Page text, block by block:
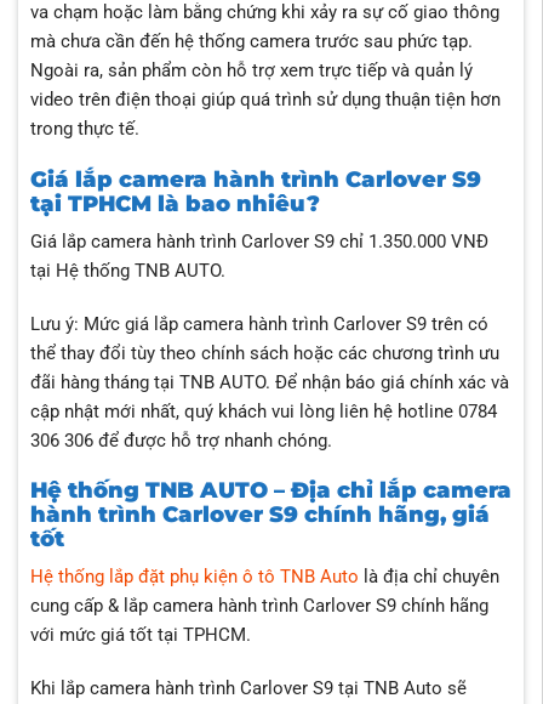
va chạm hoặc làm bằng chứng khi xảy ra sự cố giao thông
mà chưa cần đến hệ thống camera trước sau phức tạp.
Ngoài ra, sản phẩm còn hỗ trợ xem trực tiếp và quản lý
video trên điện thoại giúp quá trình sử dụng thuận tiện hơn
trong thực tế.
Giá lắp camera hành trình Carlover S9
tại TPHCM là bao nhiêu?
Giá lắp camera hành trình Carlover S9 chỉ 1.350.000 VNĐ
tại Hệ thống TNB AUTO.
Lưu ý: Mức giá lắp camera hành trình Carlover S9 trên có
thể thay đổi tùy theo chính sách hoặc các chương trình ưu
đãi hàng tháng tại TNB AUTO. Để nhận báo giá chính xác và
cập nhật mới nhất, quý khách vui lòng liên hệ hotline 0784
306 306 để được hỗ trợ nhanh chóng.
Hệ thống TNB AUTO – Địa chỉ lắp camera
hành trình Carlover S9 chính hãng, giá
tốt
Hệ thống lắp đặt phụ kiện ô tô TNB Auto là địa chỉ chuyên
cung cấp & lắp camera hành trình Carlover S9 chính hãng
với mức giá tốt tại TPHCM.
Khi lắp camera hành trình Carlover S9 tại TNB Auto sẽ